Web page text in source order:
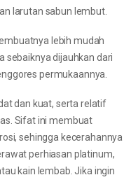
larutan sabun lembut.
lebih mudah
sebaiknya dijauhkan dari
permukaannya.
dan kuat, serta relatif
Sifat ini membuat
sehingga kecerahannya
perhiasan platinum,
kain lembab. Jika ingin